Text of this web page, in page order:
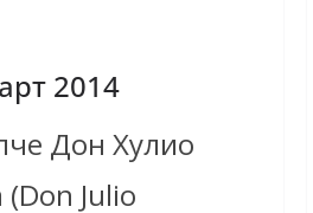
2014
Дон Хулио
(Don Julio